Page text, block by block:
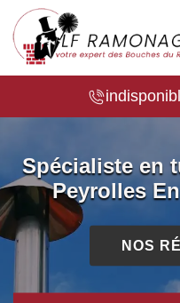
Spécialiste en
Peyrolles
NOS